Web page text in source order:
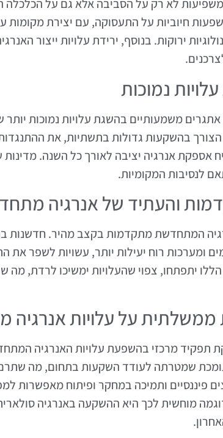
לא רק על הסביבה אלא גם על הכלכלה
חיוביות על התעסוקה, עם יצירת
ירוקות. בנוסף, ירידת עלויות ייצור
נמוכות
משמעותיים בהשגת עלויות נמוכות
הצורך בהשקעות גדולות בתשתיות, את
אספקת אנרגיה יציבה לאורך כל השנה.
לנסיבות המקומיות.
והעתיד של אנרגיה
המתחדשת מתקדמות בקצב מהיר. חדשנות
ומערכות רוח יעילות יותר, עשויות לשפר
יתפתחו, צפוי שהעלויות ימשיכו לרדת, מה
ממשלתית על עלויות
תפקיד מרכזי בהשפעת עלויות האנרגיה
תומכת שמטרתה לעודד השקעות בתחום, מה
פיננסיים ותמיכה במחקר ופיתוח מאפשרות
מוחשית לכך היא ההשקעה באנרגיה